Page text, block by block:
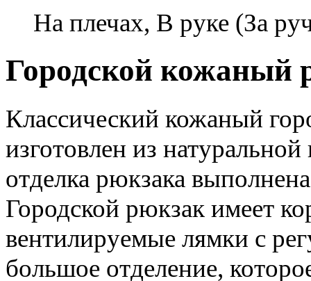
На плечах, В руке (За
Городской кожаный
Классический кожаный
изготовлен из
отделка рюкзака
Городской рюкзак имеет
вентилируемые лямки с
большое отделение,